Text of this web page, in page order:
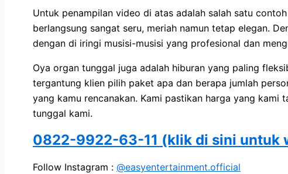
Untuk penampilan video di atas adalah salah satu
berlangsung sangat seru, meriah namun tetap elegan.
dengan di iringi musisi-musisi yang profesional dan
Oya organ tunggal juga adalah hiburan yang paling
tergantung klien pilih paket apa dan berapa jumlah
yang kamu rencanakan. Kami pastikan harga yang
tunggal kami.
0822-9922-63-11 (klik di sini untuk
Follow Instagram : @easyentertainment.official